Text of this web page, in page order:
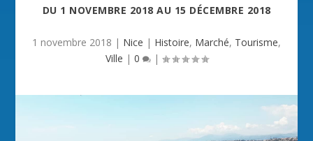
DU 1 NOVEMBRE 2018 AU 15 DÉCEMBRE 2018
1 novembre 2018 | Nice | Histoire, Marché, Tourisme,
Ville | 0 |